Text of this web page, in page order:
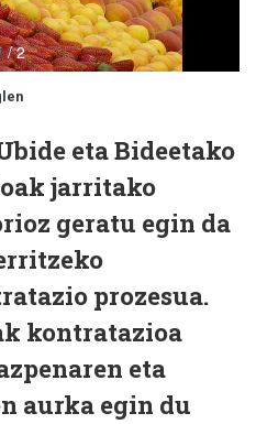
eta Bideetako
jarritako
geratu egin da
prozesua.
kontratazioa
eta
aurka egin du